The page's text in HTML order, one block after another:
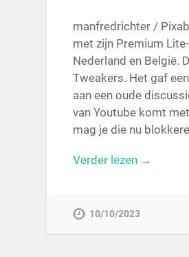
manfredrichter /
met zijn Premium
Nederland en België.
Tweakers. Het gaf
aan een oude
van Youtube komt
mag je die nu
Verder lezen →
10/10/2023